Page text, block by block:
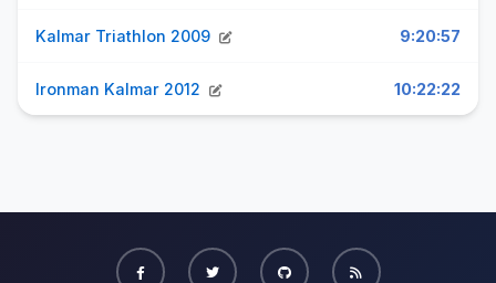
Kalmar Triathlon 2009 9:20:57
Ironman Kalmar 2012 10:22:22